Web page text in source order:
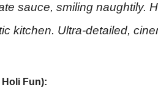
sauce, smiling naughtily.
kitchen. Ultra-detailed,
Holi Fun):